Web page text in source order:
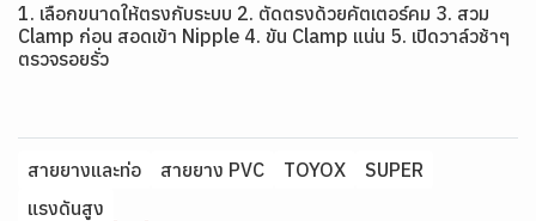
1. เลือกขนาดให้ตรงกับระบบ 2. ตัดตรงด้วยคัตเตอร์คม 3. สวม
Clamp ก่อน สอดเข้า Nipple 4. ขัน Clamp แน่น 5. เปิดวาล์วช้าๆ
ตรวจรอยรั่ว
สายยางและท่อ สายยาง PVC TOYOX
SUPER
แรงดันสูง